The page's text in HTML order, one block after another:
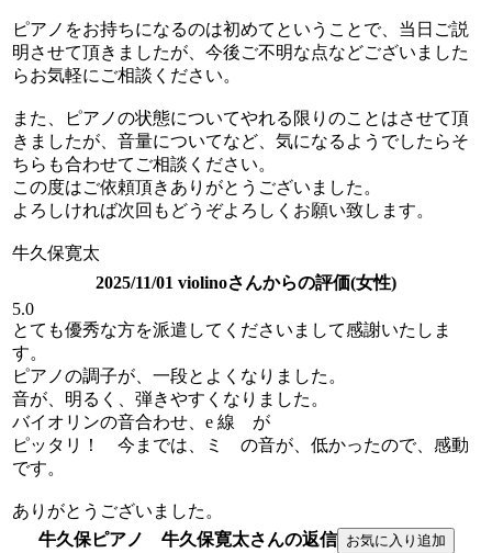
ピアノをお持ちになるのは初めてということで、当日ご説
明させて頂きましたが、今後ご不明な点などございました
らお気軽にご相談ください。
また、ピアノの状態についてやれる限りのことはさせて頂
きましたが、音量についてなど、気になるようでしたらそ
ちらも合わせてご相談ください。
この度はご依頼頂きありがとうございました。
よろしければ次回もどうぞよろしくお願い致します。
牛久保寛太
2025/11/01 violinoさんからの評価(女性)
5.0
とても優秀な方を派遣してくださいまして感謝いたしま
す。
ピアノの調子が、一段とよくなりました。
音が、明るく、弾きやすくなりました。
バイオリンの音合わせ、e 線 が
ピッタリ！ 今までは、ミ の音が、低かったので、感動
です。
ありがとうございました。
牛久保ピアノ 牛久保寛太さんの返信